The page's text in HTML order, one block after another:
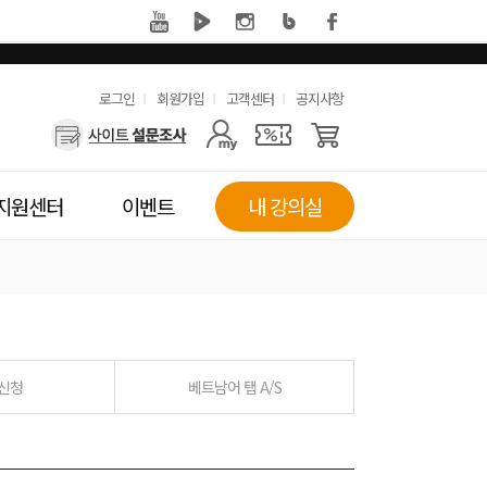
유
용
로그인 회원가입 고객센터 공지사항
사
자
메
원센터 이벤트 내 강의실
청 베트남어 탭 A/S